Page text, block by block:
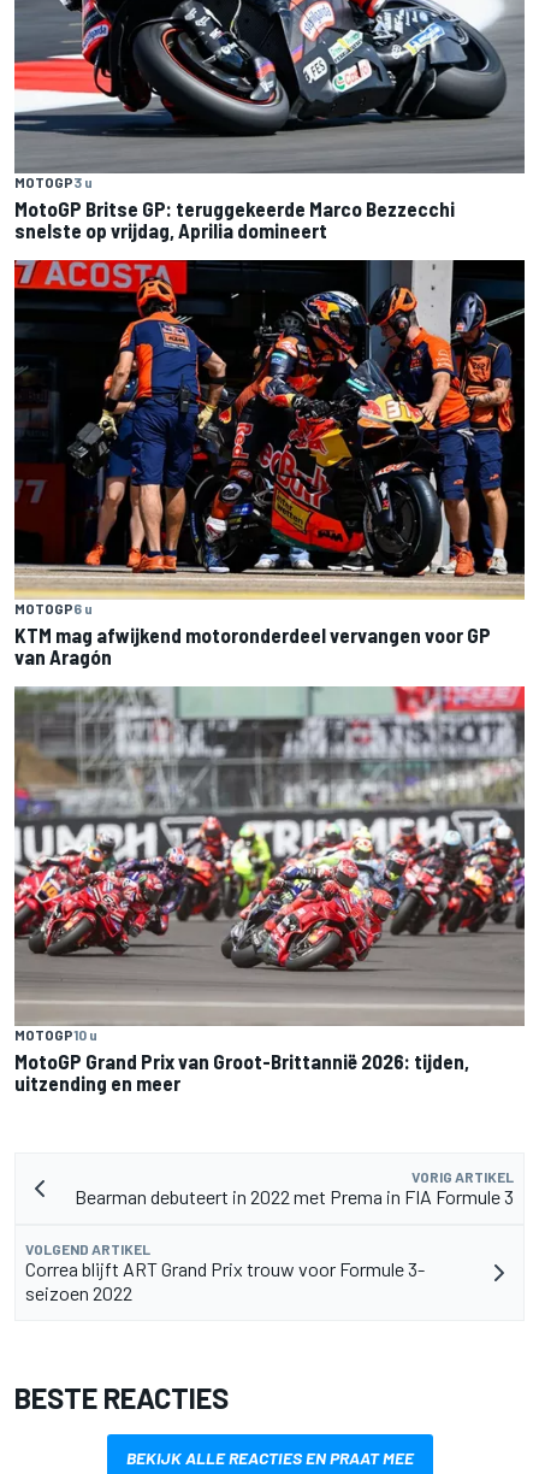
MOTOGP3 u
MotoGP Britse GP: teruggekeerde Marco Bezzecchi
snelste op vrijdag, Aprilia domineert
MOTOGP6 u
KTM mag afwijkend motoronderdeel vervangen voor GP
van Aragón
MOTOGP10 u
MotoGP Grand Prix van Groot-Brittannië 2026: tijden,
uitzending en meer
VORIG ARTIKEL
Bearman debuteert in 2022 met Prema in FIA Formule 3
VOLGEND ARTIKEL
Correa blijft ART Grand Prix trouw voor Formule 3-
seizoen 2022
BESTE REACTIES
BEKIJK ALLE REACTIES EN PRAAT MEE